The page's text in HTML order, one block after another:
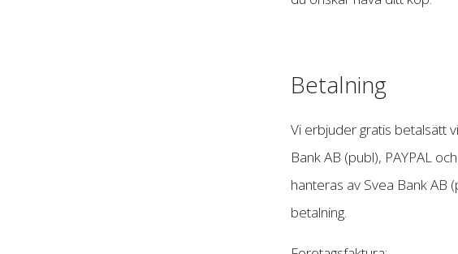
Betalning
Vi erbjuder gratis betalsätt
Bank AB (publ), PAYPAL
hanteras av Svea Bank
betalning.